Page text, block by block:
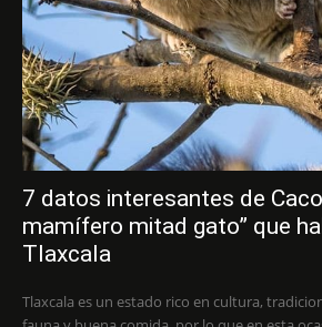
7 datos interesantes de
mamífero mitad gato” que
Tlaxcala
Tlaxcala es un estado rico en cultura,